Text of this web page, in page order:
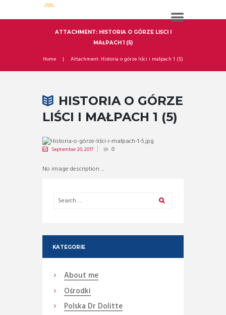
ATTACHMENT: HISTORIA O GÓRZE LIŚCI I
MAŁPACH 1 (5)
Home Attachment: Historia o górze liści i małpach 1 (5)
HISTORIA O GÓRZE
LIŚCI I MAŁPACH 1 (5)
September 20, 2017 0
No image description ...
KATEGORIE
About me
Ośrodki
Polska Dr Dolitte